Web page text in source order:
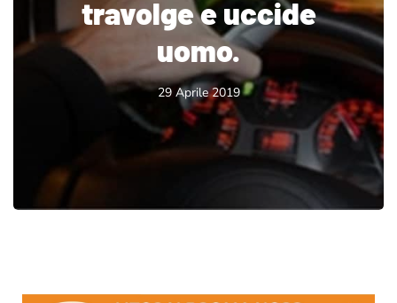
travolge e uccide
uomo.
29 Aprile 2019